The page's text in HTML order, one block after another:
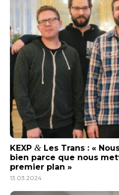
KEXP & Les Trans : «
bien parce que nous
premier plan »
13.03.2024